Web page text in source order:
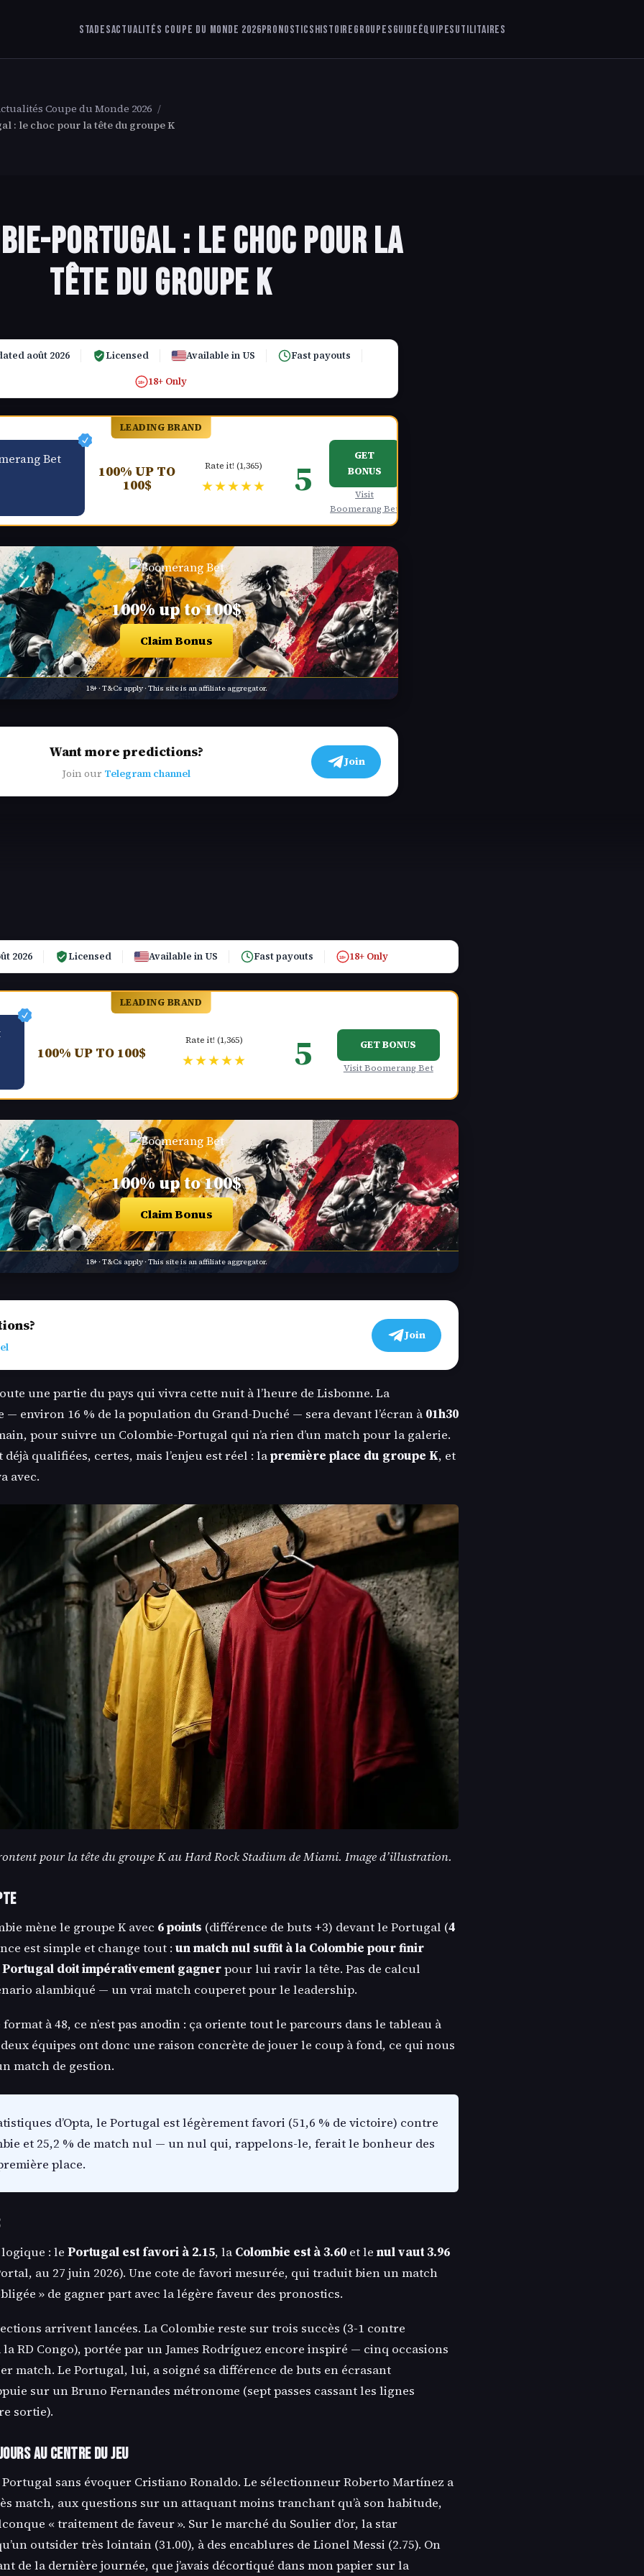
StadesActualités Coupe du Monde 2026PronosticsHistoireGroupesGuideÉquipesUtilitaires
Coupe du Monde 2026 /
: le choc pour la tête du groupe K
Portugal : le choc pour la
tête du groupe K
août 2026 Licensed Available in US Fast payouts
18+ 18+ Only
LEADING BRAND
100% UP TO
100$
Rate it! (1,365)
★★★★★ 5
GET
BONUS
Visit
Boomerang Bet
100% up to 100$
Claim Bonus
18+ · T&Cs apply · This site is an affiliate aggregator.
Want more predictions?
Join our Telegram channel
Join
2026 Licensed Available in US Fast payouts 18+ 18+ Only
LEADING BRAND
100% UP TO 100$
Rate it! (1,365)
★★★★★ 5 GET BONUS
Visit Boomerang Bet
100% up to 100$
Claim Bonus
18+ · T&Cs apply · This site is an affiliate aggregator.
Join
une partie du pays qui vivra cette nuit à l’heure de Lisbonne. La
environ 16 % de la population du Grand-Duché — sera devant l’écran à 01h30
pour suivre un Colombie-Portugal qui n’a rien d’un match pour la galerie.
qualifiées, certes, mais l’enjeu est réel : lapremière place du groupe K, et
avec.
pour la tête du groupe K au Hard Rock Stadium de Miami. Image d’illustration.
mène le groupe K avec 6 points (différence de buts +3) devant le Portugal (4
est simple et change tout : un match nul suffit à la Colombie pour finir
Portugal doit impérativement gagnerpour lui ravir la tête. Pas de calcul
alambiqué — un vrai match couperet pour le leadership.
à 48, ce n’est pas anodin : ça oriente tout le parcours dans le tableau à
équipes ont donc une raison concrète de jouer le coup à fond, ce qui nous
match de gestion.
d’Opta, le Portugal est légèrement favori (51,6 % de victoire) contre
et 25,2 % de match nul — un nul qui, rappelons-le, ferait le bonheur des
place.
: le Portugal est favori à 2.15, la Colombie est à 3.60 et le nul vaut 3.96
au 27 juin 2026). Une cote de favori mesurée, qui traduit bien un match
» de gagner part avec la légère faveur des pronostics.
arrivent lancées. La Colombie reste sur trois succès (3-1 contre
la RD Congo), portée par un James Rodríguez encore inspiré — cinq occasions
match. Le Portugal, lui, a soigné sa différence de buts en écrasant
sur un Bruno Fernandes métronome (sept passes cassant les lignes
sortie).
au centre du jeu
sans évoquer Cristiano Ronaldo. Le sélectionneur Roberto Martínez a
match, aux questions sur un attaquant moins tranchant qu’à son habitude,
« traitement de faveur ». Sur le marché du Soulier d’or, la star
outsider très lointain (31.00), à des encablures de Lionel Messi (2.75). On
de la dernière journée, que j’avais décortiqué dans mon papier sur la